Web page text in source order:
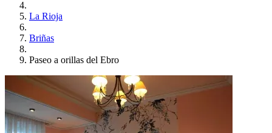
La Rioja
Briñas
Paseo a orillas del Ebro